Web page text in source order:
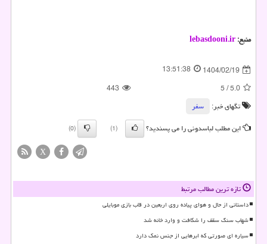
منبع:lebasdooni.ir
1404/02/19
13:51:38
5.0
/
5
443
تگهای خبر:
سفر
این مطلب لباسدونی را می پسندید؟
(1)
(0)
X
تازه ترین مطالب مرتبط
داستانی از حال و هوای پیاده روی اربعین در قاب بازی موبایلی
شهاب سنگ سقف را شکافت و وارد خانه شد
سیاره ای صورتی که ابرهایی از جنس نمک دارد